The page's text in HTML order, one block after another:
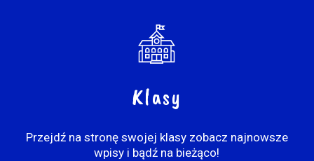
Klasy
Przejdź na stronę swojej klasy zobacz najnowsze
wpisy i bądź na bieżąco!